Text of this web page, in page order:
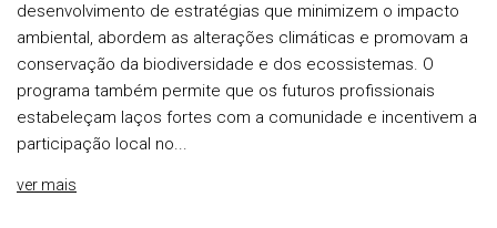
desenvolvimento de estratégias que minimizem o impacto
ambiental, abordem as alterações climáticas e promovam a
conservação da biodiversidade e dos ecossistemas. O
programa também permite que os futuros profissionais
estabeleçam laços fortes com a comunidade e incentivem a
participação local no...
ver mais